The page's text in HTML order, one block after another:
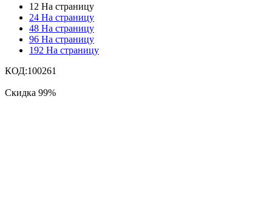
12 На страницу
24 На страницу
48 На страницу
96 На страницу
192 На страницу
КОД:100261
Скидка 99%